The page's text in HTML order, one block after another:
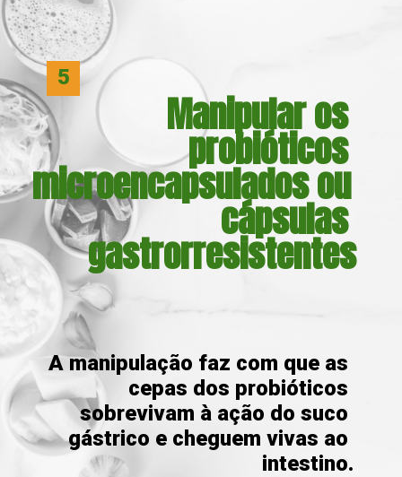
Manipular os
probióticos
microencapsulados ou
cápsulas
gastrorresistentes
A manipulação faz com que as
cepas dos probióticos
sobrevivam à ação do suco
gástrico e cheguem vivas ao
intestino.
5